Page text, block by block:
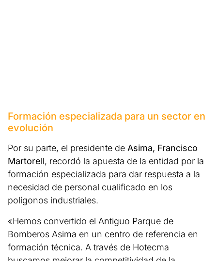
Formación especializada para un sector en
evolución
Por su parte, el presidente de Asima, Francisco
Martorell, recordó la apuesta de la entidad por la
formación especializada para dar respuesta a la
necesidad de personal cualificado en los
polígonos industriales.
«Hemos convertido el Antiguo Parque de
Bomberos Asima en un centro de referencia en
formación técnica. A través de Hotecma